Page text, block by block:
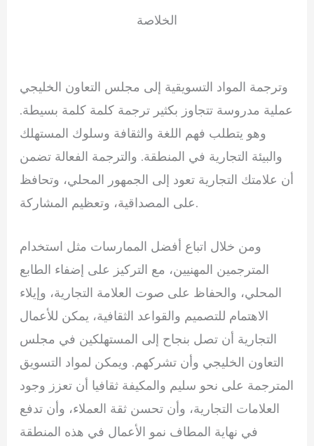
الخلاصة
وترجمة المواد التسويقية إلى مجلس التعاون الخليجي
عملية مدروسة تتجاوز بكثير ترجمة كلمة كلمة بسيطة.
وهو يتطلب فهم اللغة والثقافة وسلوك المستهلك
والبيئة التجارية في المنطقة. والترجمة الفعالة تضمن
أن علامتك التجارية تعود إلى الجمهور المحلي، وتحافظ
على المصداقية، وتعظيم المشاركة.
ومن خلال اتباع أفضل الممارسات مثل استخدام
المترجمين المهنيين، مع التركيز على إضفاء الطابع
المحلي، والحفاظ على صوت العلامة التجارية، وإيلاء
الاهتمام للتصميم والقواعد الثقافية، يمكن للأعمال
التجارية أن تصل بنجاح إلى المستهلكين في مجلس
التعاون الخليجي وأن تشركهم. ويمكن لمواد التسويق
المترجمة على نحو سليم والمكيفة ثقافيا أن تعزز وجود
العلامات التجارية، وأن تحسن ثقة العملاء، وأن تدفع
في نهاية المطاف نمو الأعمال في هذه المنطقة